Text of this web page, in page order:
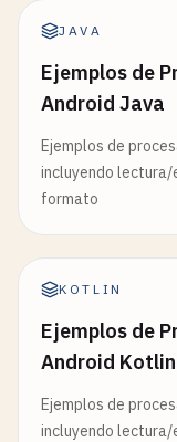
JAVA
Ejemplos de
Android Java
Ejemplos de
incluyendo lectura/
formato
KOTLIN
Ejemplos de
Android Kotlin
Ejemplos de
incluyendo lectura/